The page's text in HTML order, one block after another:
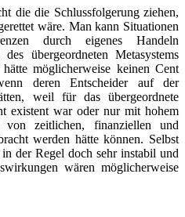
die die Schlussfolgerung ziehen,
wäre. Man kann Situationen
durch eigenes Handeln
übergeordneten Metasystems
möglicherweise keinen Cent
deren Entscheider auf der
weil für das übergeordnete
existent war oder nur mit hohem
zeitlichen, finanziellen und
werden hätte können. Selbst
der Regel doch sehr instabil und
wären möglicherweise